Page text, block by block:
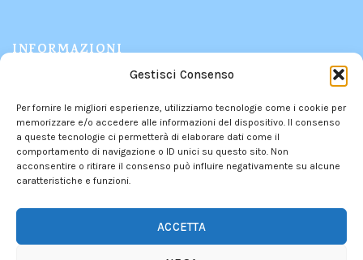
Gestisci Consenso
Per fornire le migliori esperienze, utilizziamo tecnologie come i cookie per
memorizzare e/o accedere alle informazioni del dispositivo. Il consenso
a queste tecnologie ci permetterà di elaborare dati come il
comportamento di navigazione o ID unici su questo sito. Non
acconsentire o ritirare il consenso può influire negativamente su alcune
caratteristiche e funzioni.
ACCETTA
INFORMAZIONI
CHI SIAMO
CONTATTI
POLITICA DEI RESI
PRIVACY POLICY–COOKIE POLICY
INFORMATIVA DEI CONTRIBUTI PUBBLICI